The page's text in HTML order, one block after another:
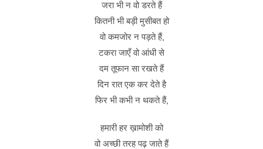
जरा भी न वो डरते हैं
कितनी भी बड़ी मुसीबत हो
वो कमजोर न पड़ते हैं,
टकरा जाएँ वो आंधी से
दम तूफान सा रखते हैं
दिन रात एक कर देते है
फिर भी कभी न थकते हैं,
हमारी हर ख़ामोशी को
वो अच्छी तरह पढ़ जाते हैं